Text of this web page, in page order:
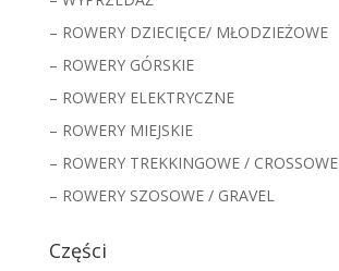
– ROWERY DZIECIĘCE/ MŁODZIEŻOWE
– ROWERY GÓRSKIE
– ROWERY ELEKTRYCZNE
– ROWERY MIEJSKIE
– ROWERY TREKKINGOWE / CROSSOWE
– ROWERY SZOSOWE / GRAVEL
Części